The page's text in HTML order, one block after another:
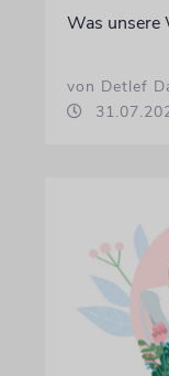
Was unsere
von Detlef